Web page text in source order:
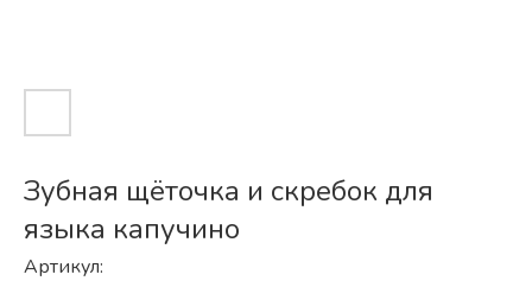
Зубная щёточка и скребок для
языка капучино
Артикул: